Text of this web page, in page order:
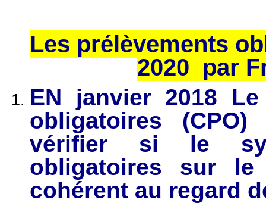
Les prélèvements
2020 par
EN janvier 2018
obligatoires
vérifier si le
obligatoires sur
cohérent au regard